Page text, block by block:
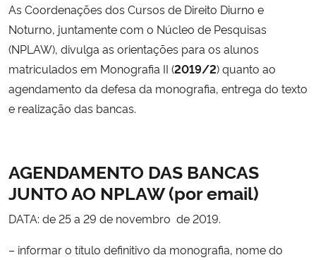
Secretaria-Geral
Secretaria de Governo
Gabinete de Segurança Institucional
Banco Central do Brasil
As Coordenações dos Cursos de Direito Diurno e
Noturno, juntamente com o Núcleo de Pesquisas
(NPLAW), divulga as orientações para os alunos
matriculados em Monografia II (2019/2) quanto ao
agendamento da defesa da monografia, entrega do texto
e realização das bancas.
AGENDAMENTO DAS BANCAS
JUNTO AO NPLAW(por email)
DATA: de 25 a 29 de novembro de 2019.
– informar o título definitivo da monografia, nome do